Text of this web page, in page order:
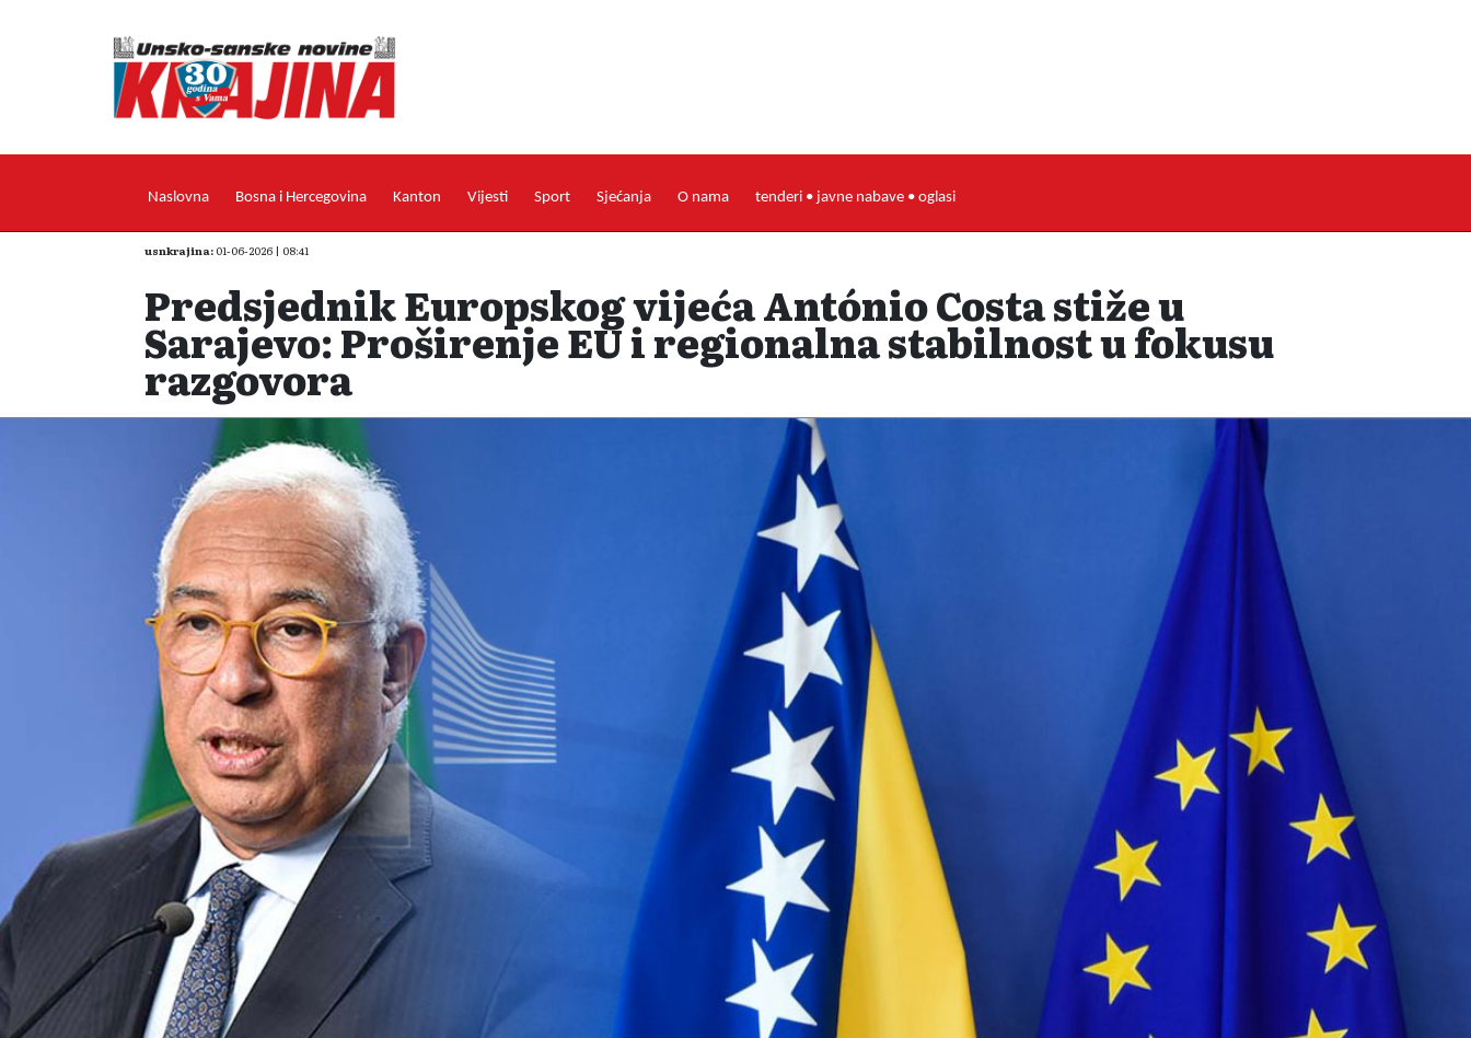
Naslovna Bosna i Hercegovina Kanton Vijesti Sport Sjećanja O nama tenderi • javne nabave • oglasi
usnkrajina: 01-06-2026 | 08:41
Predsjednik Europskog vijeća António Costa stiže u
Sarajevo: Proširenje EU i regionalna stabilnost u fokusu
razgovora